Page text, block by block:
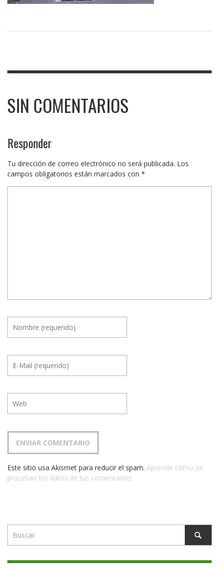
SIN COMENTARIOS
Responder
Tu dirección de correo electrónico no será publicada. Los
campos obligatorios están marcados con *
Este sitio usa Akismet para reducir el spam. Aprende cómo se
procesan los datos de tus comentarios.